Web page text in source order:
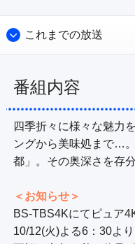
これまでの放送
番組内容
四季折々に様々な魅力
ングから美味処まで…
都」。その奥深さを存
＜お知らせ＞
BS-TBS4Kにてピュア
10/12(火)よる6：30より